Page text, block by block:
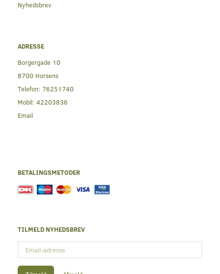
Nyhedsbrev
ADRESSE
Borgergade 10
8700 Horsens
Telefon: 76251740
Mobil: 42203836
Email
BETALINGSMETODER
TILMELD NYHEDSBREV
adresse